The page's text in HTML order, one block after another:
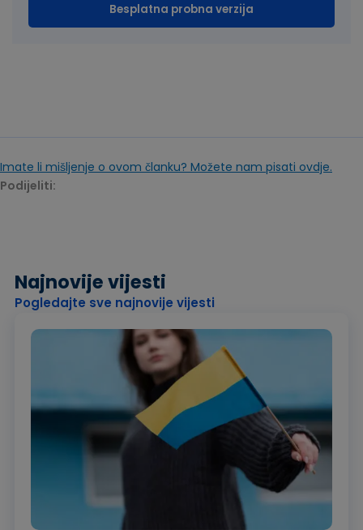
Besplatna probna verzija
Imate li mišljenje o ovom članku? Možete nam pisati ovdje.
Podijeliti:
Najnovije vijesti
Pogledajte sve najnovije vijesti